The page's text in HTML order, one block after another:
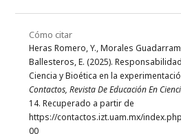
Cómo citar
Heras Romero, Y., Morales
Ballesteros, E. (2025).
Ciencia y Bioética en la
Contactos, Revista De Educación En
14. Recuperado a partir de
https://contactos.izt.uam.mx/
00